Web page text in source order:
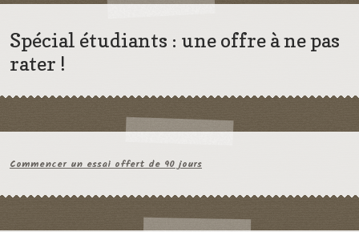
Spécial étudiants : une offre à ne pas
rater !
Commencer un essai offert de 90 jours